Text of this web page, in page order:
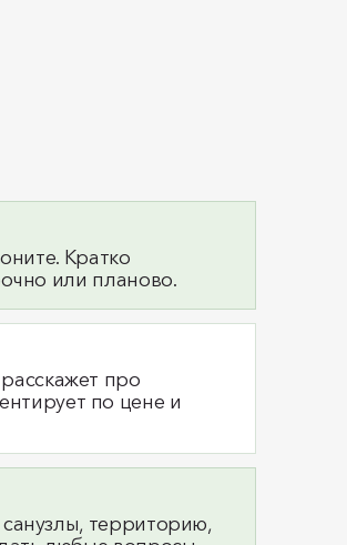
Кратко
или планово.
про
по цене и
территорию,